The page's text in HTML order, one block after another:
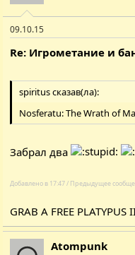
09.10.15
Re: Игрометание и
spiritus сказав(ла):
Nosferatu: The Wrath of
Забрал два
Добавлено в 17:47 / Предыдущее
GRAB A FREE PLATYPUS
Atompunk